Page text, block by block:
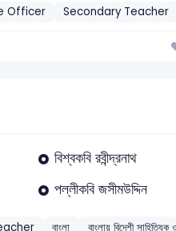
Officer Secondary Teacher
বিশ্বকবি রবীন্দ্রনাথ
পল্লীকবি জসীমউদ্দিন
বাংলা বাংলায় বিদেশী সাহিত্যিক